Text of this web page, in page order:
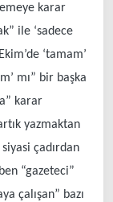
karar
ile ‘sadece
‘tamam’
mı” bir başka
karar
yazmaktan
çadırdan
“gazeteci”
çalışan” bazı